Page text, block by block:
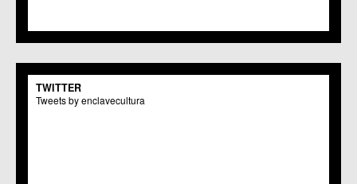
TWITTER
Tweets by enclavecultura